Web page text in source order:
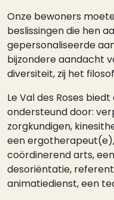
Onze bewoners
beslissingen die hen
gepersonaliseerde
bijzondere aandacht
diversiteit, zij het
Le Val des Roses
ondersteund door:
zorgkundigen,
een
coördinerend arts,
desoriëntatie,
animatiedienst, een